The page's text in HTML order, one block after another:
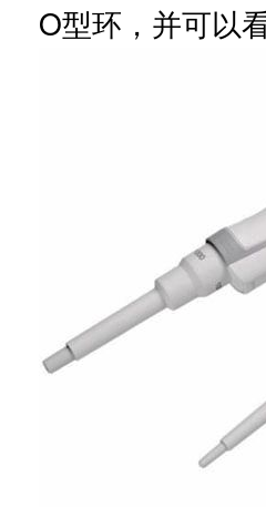
O型环，并可以